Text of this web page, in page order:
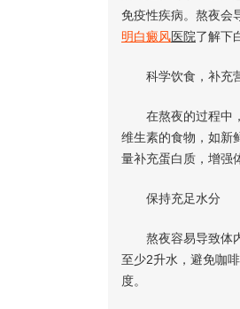
免疫性疾病。熬夜会
明白癜风医院了解下
科学饮食，补充
在熬夜的过程中，
维生素的食物，如新
量补充蛋白质，增强
保持充足水分
熬夜容易导致体内
至少2升水，避免咖
度。